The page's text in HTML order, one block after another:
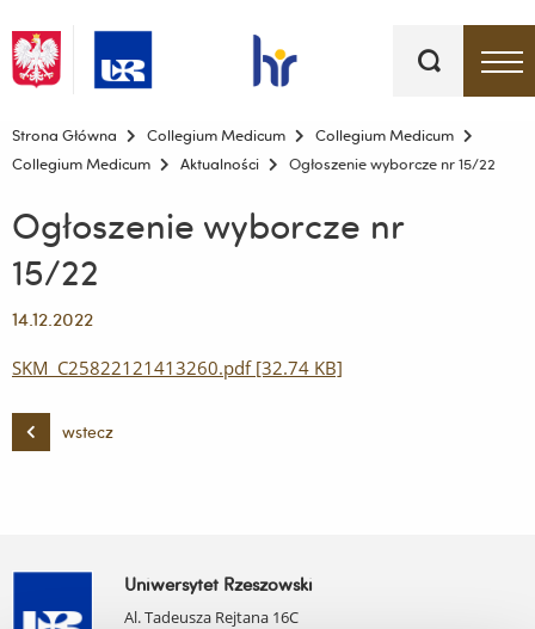
kluczowe
Menu - górna belka
Strona Główna Collegium Medicum
Collegium Medicum
Collegium Medicum
Aktualności Ogłoszenie wyborcze nr 15/22
Ogłoszenie wyborcze nr
15/22
14.12.2022
SKM_C25822121413260.pdf [32.74 KB]
wstecz
Uniwersytet Rzeszowski
Al. Tadeusza Rejtana 16C